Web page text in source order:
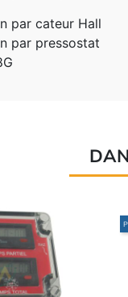
par cateur Hall
par pressostat